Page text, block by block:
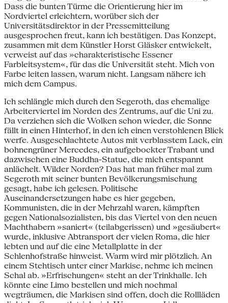
Dass die bunten Türme die Orientierung hier im
Nordviertel erleichtern, worüber sich der
Universitätsdirektor in der Pressemitteilung
ausgesprochen freut, kann ich bestätigen. Das Konzept,
zusammen mit dem Künstler Horst Gläsker entwickelt,
verweist auf das »charakteristische Essener
Farbleitsystem«, für das die Universität steht. Mich von
Farbe leiten lassen, warum nicht. Langsam nähere ich
mich dem Campus.
Ich schlängle mich durch den Segeroth, das ehemalige
Arbeiterviertel im Norden des Zentrums, auf die Uni zu.
Da verziehen sich die Wolken schon wieder, die Sonne
fällt in einen Hinterhof, in den ich einen verstohlenen Blick
werfe. Ausgeschlachtete Autos mit verblasstem Lack, ein
bohnengrüner Mercedes, ein aufgebockter Trabant und
dazwischen eine Buddha-Statue, die mich entspannt
anlächelt. Wilder Norden? Das hat man früher mal zum
Segeroth mit seiner bunten Bevölkerungsmischung
gesagt, habe ich gelesen. Politische
Auseinandersetzungen habe es hier gegeben,
Kommunisten, die in der Mehrzahl waren, kämpften
gegen Nationalsozialisten, bis das Viertel von den neuen
Machthabern »saniert« (teilabgerissen) und »gesäubert«
wurde, inklusive Abtransport der vielen Roma, die hier
lebten und auf die eine Metallplatte in der
Schlenhofstraße hinweist. Warm wird mir plötzlich. An
einem Stehtisch unter einer Markise, nehme ich meinen
Schal ab. »Erfrischungen« steht an der Trinkhalle. Ich
könnte eine Limo bestellen und mich nochmal
wegträumen, die Markisen sind offen, doch die Rollläden